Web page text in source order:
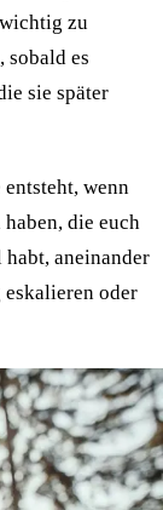
zu
sobald es
sie später
entsteht, wenn
die euch
aneinander
oder